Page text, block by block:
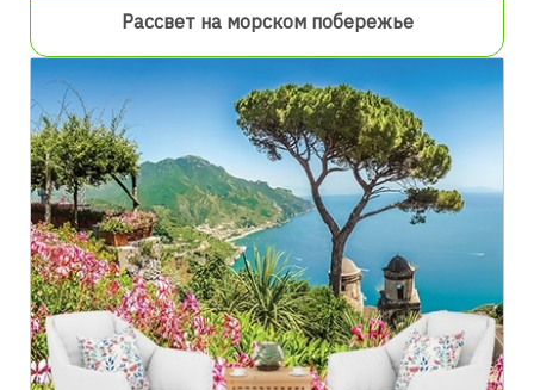
Рассвет на морском побережье